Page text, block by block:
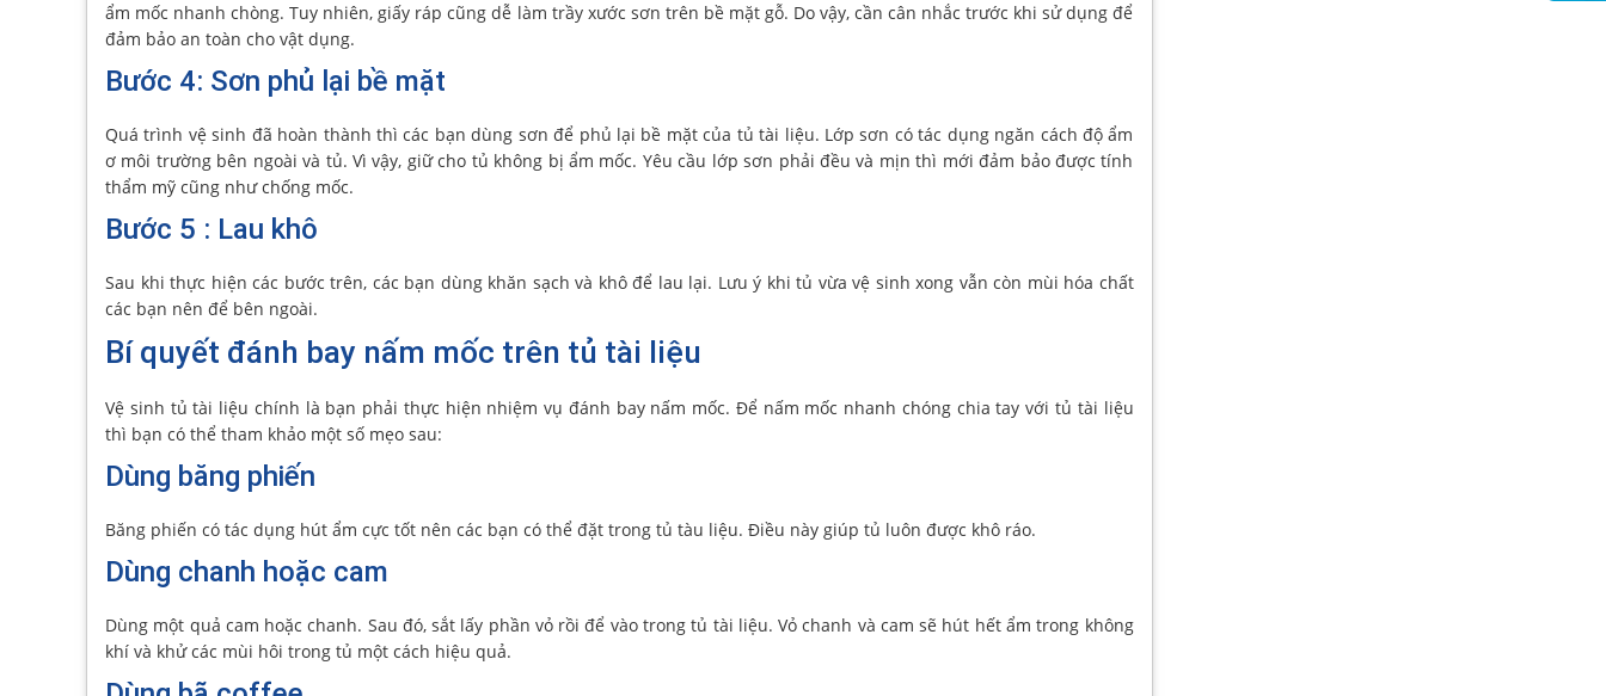
ẩm mốc nhanh chòng. Tuy nhiên, giấy ráp cũng dễ làm trầy xước sơn trên bề mặt gỗ. Do vậy, cần cân nhắc trước khi sử dụng để
đảm bảo an toàn cho vật dụng.
Bước 4: Sơn phủ lại bề mặt
Quá trình vệ sinh đã hoàn thành thì các bạn dùng sơn để phủ lại bề mặt của tủ tài liệu. Lớp sơn có tác dụng ngăn cách độ ẩm
ơ môi trường bên ngoài và tủ. Vì vậy, giữ cho tủ không bị ẩm mốc. Yêu cầu lớp sơn phải đều và mịn thì mới đảm bảo được tính
thẩm mỹ cũng như chống mốc.
Bước 5 : Lau khô
Sau khi thực hiện các bước trên, các bạn dùng khăn sạch và khô để lau lại. Lưu ý khi tủ vừa vệ sinh xong vẫn còn mùi hóa chất
các bạn nên để bên ngoài.
Bí quyết đánh bay nấm mốc trên tủ tài liệu
Vệ sinh tủ tài liệu chính là bạn phải thực hiện nhiệm vụ đánh bay nấm mốc. Để nấm mốc nhanh chóng chia tay với tủ tài liệu
thì bạn có thể tham khảo một số mẹo sau:
Dùng băng phiến
Băng phiến có tác dụng hút ẩm cực tốt nên các bạn có thể đặt trong tủ tàu liệu. Điều này giúp tủ luôn được khô ráo.
Dùng chanh hoặc cam
Dùng một quả cam hoặc chanh. Sau đó, sắt lấy phần vỏ rồi để vào trong tủ tài liệu. Vỏ chanh và cam sẽ hút hết ẩm trong không
khí và khử các mùi hôi trong tủ một cách hiệu quả.